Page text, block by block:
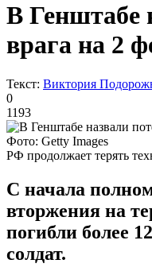
В Генштабе
врага на 2
Текст: Виктория
0
1193
Фото: Getty Images
РФ продолжает терять
С начала
вторжения на
погибли более
солдат.